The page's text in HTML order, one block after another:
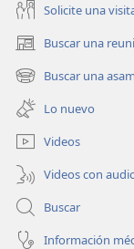
Solicite una
Buscar una
(abre
una
nueva
ventana)
Buscar una
(abre
una
nueva
ventana)
Lo nuevo
Videos
Videos con
Buscar
Información